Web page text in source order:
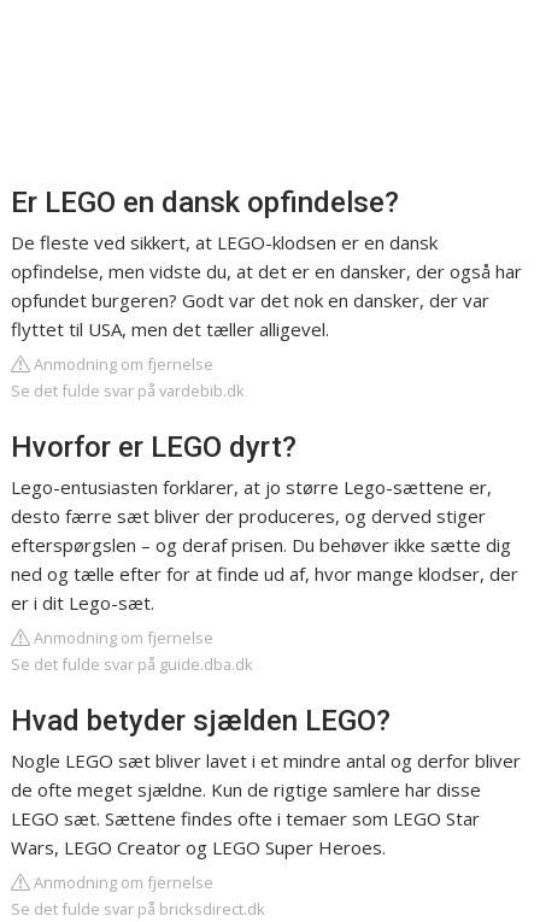
Er LEGO en dansk opfindelse?
De fleste ved sikkert, at LEGO-klodsen er en dansk
opfindelse, men vidste du, at det er en dansker, der også har
opfundet burgeren? Godt var det nok en dansker, der var
flyttet til USA, men det tæller alligevel.
Anmodning om fjernelse
Se det fulde svar på vardebib.dk
Hvorfor er LEGO dyrt?
Lego-entusiasten forklarer, at jo større Lego-sættene er,
desto færre sæt bliver der produceres, og derved stiger
efterspørgslen – og deraf prisen. Du behøver ikke sætte dig
ned og tælle efter for at finde ud af, hvor mange klodser, der
er i dit Lego-sæt.
Anmodning om fjernelse
Se det fulde svar på guide.dba.dk
Hvad betyder sjælden LEGO?
Nogle LEGO sæt bliver lavet i et mindre antal og derfor bliver
de ofte meget sjældne. Kun de rigtige samlere har disse
LEGO sæt. Sættene findes ofte i temaer som LEGO Star
Wars, LEGO Creator og LEGO Super Heroes.
Anmodning om fjernelse
Se det fulde svar på bricksdirect.dk